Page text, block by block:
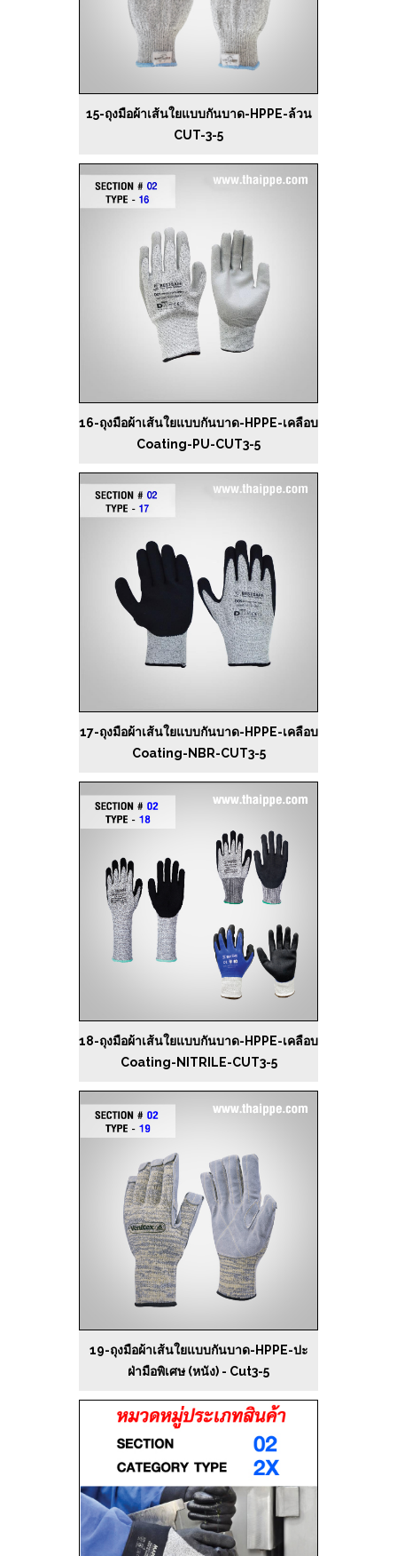
15-ถุงมือผ้าเส้นใยแบบกันบาด-HPPE-ล้วน
CUT-3-5
16-ถุงมือผ้าเส้นใยแบบกันบาด-HPPE-เคลือบ
Coating-PU-CUT3-5
17-ถุงมือผ้าเส้นใยแบบกันบาด-HPPE-เคลือบ
Coating-NBR-CUT3-5
18-ถุงมือผ้าเส้นใยแบบกันบาด-HPPE-เคลือบ
Coating-NITRILE-CUT3-5
19-ถุงมือผ้าเส้นใยแบบกันบาด-HPPE-ปะ
ฝ่ามือพิเศษ (หนัง) - Cut3-5